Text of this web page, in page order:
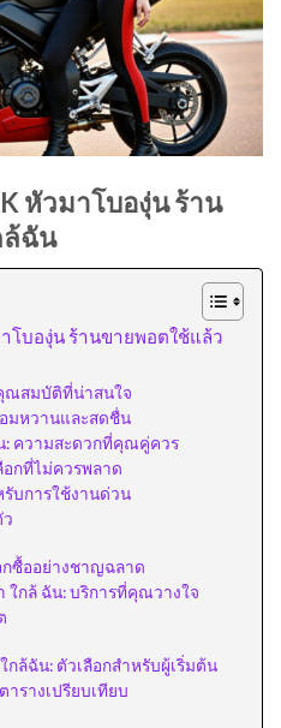
หัวมาโบองุ่น ร้าน
ล้ฉัน
โบองุ่น ร้านขายพอตใช้แล้ว
ณสมบัติที่น่าสนใจ
มหวานและสดชื่น
: ความสะดวกที่คุณคู่ควร
กที่ไม่ควรพลาด
บการใช้งานด่วน
กซื้ออย่างชาญฉลาด
ใกล้ ฉัน: บริการที่คุณวางใจ
ล้ฉัน: ตัวเลือกสำหรับผู้เริ่มต้น
รางเปรียบเทียบ